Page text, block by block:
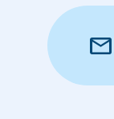
mail